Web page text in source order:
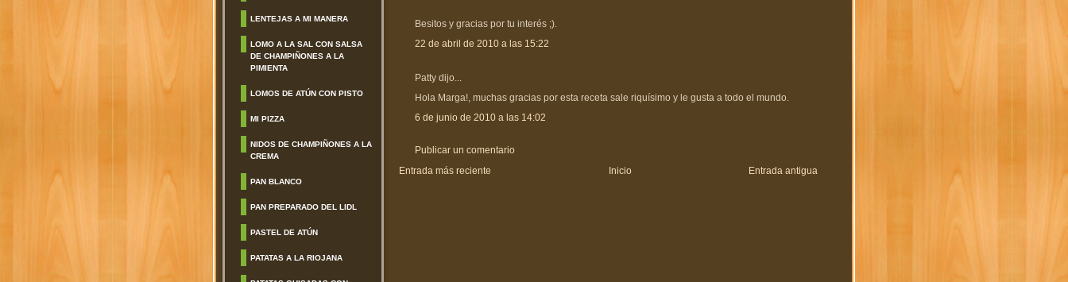
LENTEJAS A MI MANERA
LOMO A LA SAL CON SALSA
DE CHAMPIÑONES A LA
PIMIENTA
LOMOS DE ATÚN CON PISTO
MI PIZZA
NIDOS DE CHAMPIÑONES A LA
CREMA
PAN BLANCO
PAN PREPARADO DEL LIDL
PASTEL DE ATÚN
PATATAS A LA RIOJANA
Besitos y gracias por tu interés ;).
22 de abril de 2010 a las 15:22
Patty dijo...
Hola Marga!, muchas gracias por esta receta sale riquísimo y le gusta a todo el mundo.
6 de junio de 2010 a las 14:02
Publicar un comentario
Entrada más reciente
Entrada antigua
Inicio